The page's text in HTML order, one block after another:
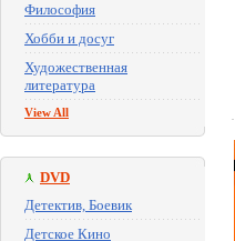
Философия
Хобби и досуг
Художественная
литература
View All
DVD
Детектив, Боевик
Детское Кино